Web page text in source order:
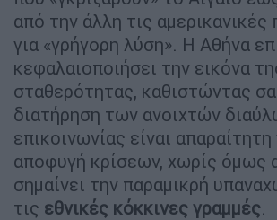
από την άλλη τις αμερικανικές
για «γρήγορη λύση». Η Αθήνα
κεφαλαιοποιήσει την εικόνα
σταθερότητας, καθιστώντας
διατήρηση των ανοιχτών
επικοινωνίας είναι απαραίτητη
αποφυγή κρίσεων, χωρίς όμως
σημαίνει την παραμικρή
τις εθνικές κόκκινες γραμμές.